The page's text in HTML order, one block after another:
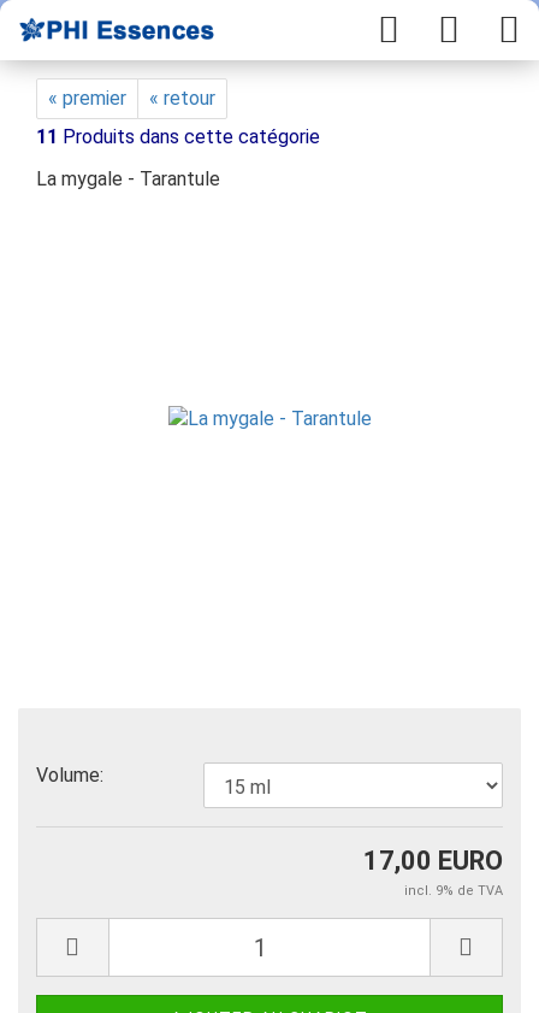
« premier
« retour
11 Produits dans cette catégorie
La mygale - Tarantule
Volume:
17,00 EURO
incl. 9% de TVA